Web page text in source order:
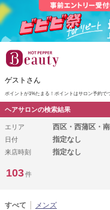
ゲストさん
ポイントが1%たまる！ ポイントはサロン予約で
ヘアサロンの検索結果
エリア 西区・西蒲区・
日付 指定なし
来店時刻 指定なし
103件
すべて メンズ